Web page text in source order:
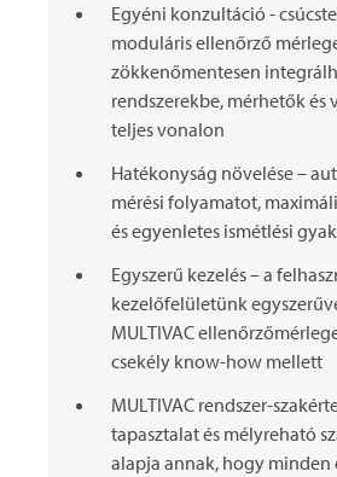
Egyéni konzultáció -
moduláris ellenőrző
zökkenőmentesen
rendszerekbe, mérhetők és
teljes vonalon
Hatékonyság növelése –
mérési folyamatot,
és egyenletes ismétlési
Egyszerű kezelés – a
kezelőfelületünk
MULTIVAC
csekély know-how mellett
MULTIVAC rendszer-
tapasztalat és mélyreható
alapja annak, hogy